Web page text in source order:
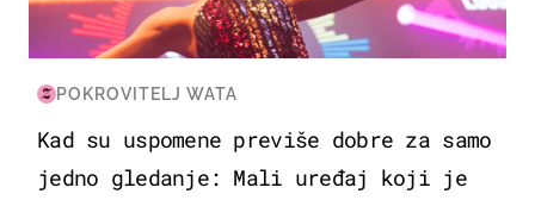
POKROVITELJ WATA
Kad su uspomene previše dobre za samo
jedno gledanje: Mali uređaj koji je